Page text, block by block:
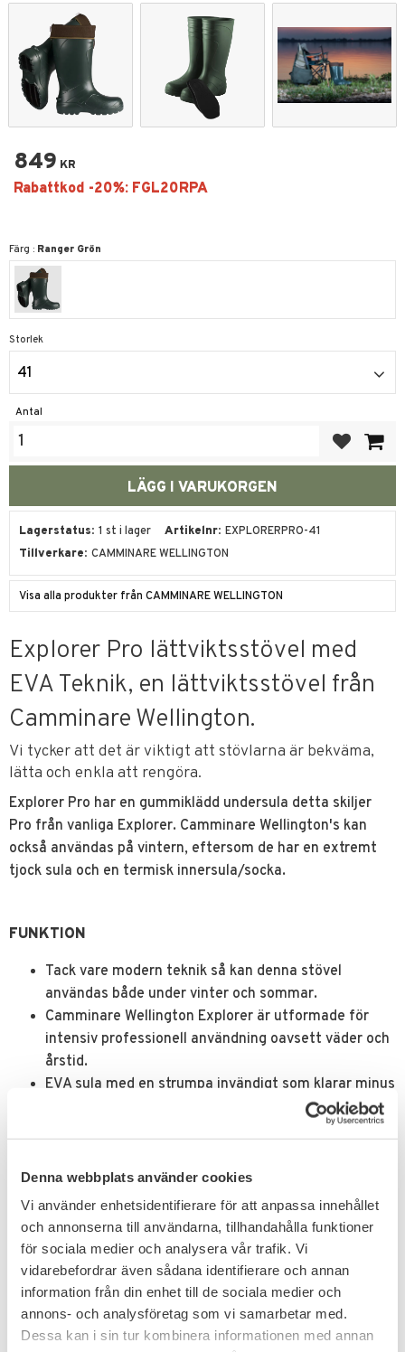
Denna webbplats använder cookies
Vi använder enhetsidentifierare för att anpassa innehållet
och annonserna till användarna, tillhandahålla funktioner
för sociala medier och analysera vår trafik. Vi
vidarebefordrar även sådana identifierare och annan
information från din enhet till de sociala medier och
annons- och analysföretag som vi samarbetar med.
Dessa kan i sin tur kombinera informationen med annan
849 KR
Färg : Ranger Grön
Storlek
41
Antal
Lagerstatus 1 st i lager Artikelnr EXPLORERPRO-41
Tillverkare CAMMINARE WELLINGTON
Visa alla produkter från CAMMINARE WELLINGTON
Explorer Pro lättviktsstövel med
EVA Teknik, en lättviktsstövel från
Camminare Wellington.
Vi tycker att det är viktigt att stövlarna är bekväma,
lätta och enkla att rengöra.
Explorer Pro har en gummiklädd undersula detta skiljer
Pro från vanliga Explorer. Camminare Wellington's kan
också användas på vintern, eftersom de har en extremt
tjock sula och en termisk innersula/socka.
FUNKTION
Tack vare modern teknik så kan denna stövel
användas både under vinter och sommar.
Camminare Wellington Explorer är utformade för
intensiv professionell användning oavsett väder och
årstid.
EVA sula med en strumpa invändigt som klarar minus
Relaterade produkter